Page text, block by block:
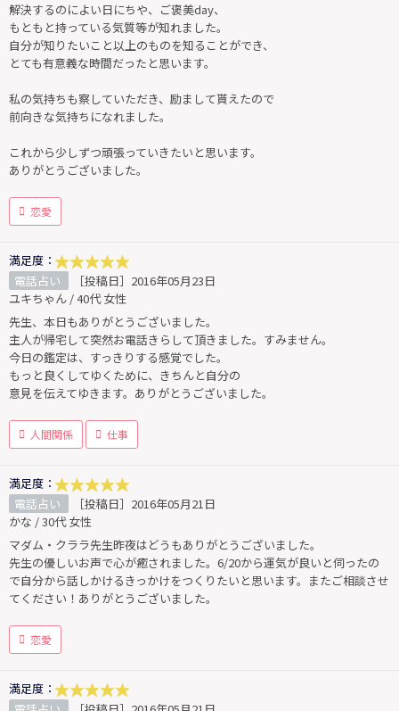
解決するのによい日にちや、ご褒美day、
もともと持っている気質等が知れました。
自分が知りたいこと以上のものを知ることができ、
とても有意義な時間だったと思います。
私の気持ちも察していただき、励まして貰えたので
前向きな気持ちになれました。
これから少しずつ頑張っていきたいと思います。
ありがとうございました。
恋愛
満足度：
電話占い
［投稿日］2016年05月23日
ユキちゃん / 40代 女性
先生、本日もありがとうございました。
主人が帰宅して突然お電話きらして頂きました。すみません。
今日の鑑定は、すっきりする感覚でした。
もっと良くしてゆくために、きちんと自分の
意見を伝えてゆきます。ありがとうございました。
人間関係 仕事
満足度：
電話占い
［投稿日］2016年05月21日
かな / 30代 女性
マダム・クララ先生昨夜はどうもありがとうございました。
先生の優しいお声で心が癒されました。6/20から運気が良いと伺ったの
で自分から話しかけるきっかけをつくりたいと思います。またご相談させ
てください！ありがとうございました。
恋愛
満足度：